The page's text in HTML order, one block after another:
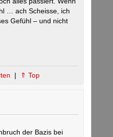
… ach Scheisse, ich
Gefühl – und nicht
| ⇑ Top
der Bazis bei